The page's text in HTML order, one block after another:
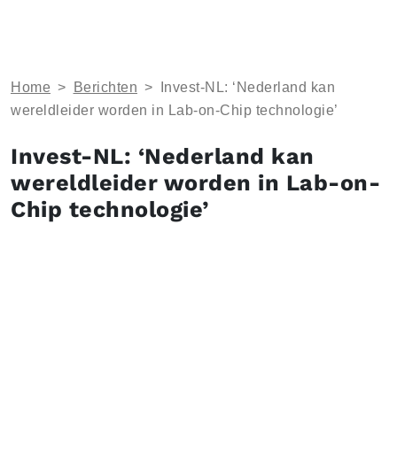
Home > Berichten >
Invest-NL: ‘Nederland kan
wereldleider worden in Lab-on-Chip technologie’
Invest-NL: ‘Nederland kan
wereldleider worden in Lab-on-
Chip technologie’